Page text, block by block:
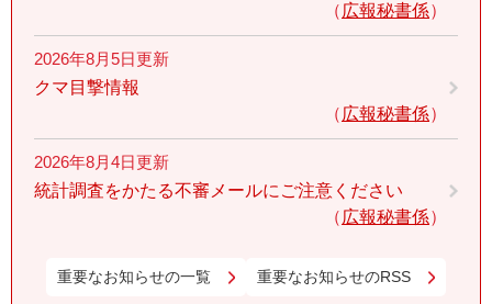
広報秘書係
2026年8月5日更新
クマ目撃情報
広報秘書係
2026年8月4日更新
統計調査をかたる不審メールにご注意ください
広報秘書係
重要なお知らせの一覧 重要なお知らせのRSS